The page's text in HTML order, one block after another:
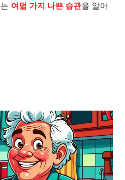
여덟 가지 나쁜 습관을 알아